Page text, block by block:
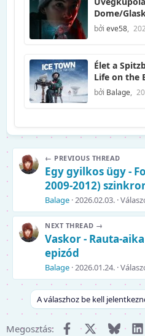
Dome/
+
bởi eve58,
Élet a
Life on the
bởi Balage,
← PREVIOUS THREAD
Egy gyilkos ügy -
2009-2012)
Balage 2026.02.03.
NEXT THREAD →
Vaskor - Rauta-
epizód
Balage 2026.01.24.
A válaszhoz be kell
Megosztás: FacebookX (Twitter)